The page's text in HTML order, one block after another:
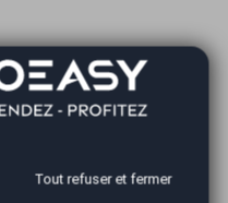
Tout refuser et fermer